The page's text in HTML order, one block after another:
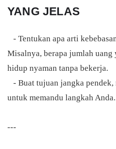
YANG JELAS
- Tentukan apa arti
Misalnya, berapa jumlah
hidup nyaman tanpa bekerja.
- Buat tujuan jangka pendek,
untuk memandu langkah Anda.
---